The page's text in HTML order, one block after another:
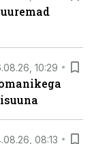
10:29
08:13